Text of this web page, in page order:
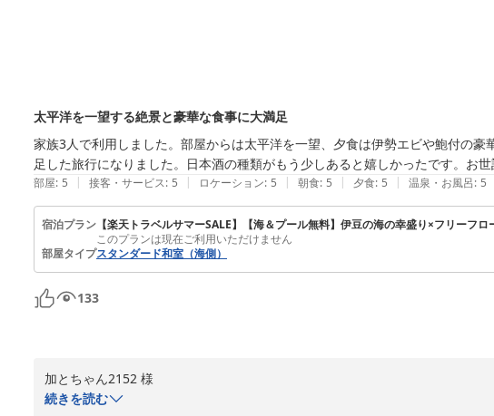
太平洋を一望する絶景と豪華な食事に大満足
家族3人で利用しました。部屋からは太平洋を一望、夕食は伊勢エビや鮑付の
足した旅行になりました。日本酒の種類がもう少しあると嬉しかったです。お世
部屋: 5 | 接客・サービス: 5 | ロケーション: 5 | 朝食: 5 | 夕食: 5 | 温泉・お風呂: 5
宿泊プラン 【楽天トラベルサマーSALE】【海＆プール無料】伊豆の海の幸盛り×フリーフ
このプランは現在ご利用いただけません
部屋タイプスタンダード和室（海側）
133
加とちゃん2152 様
続きを読む